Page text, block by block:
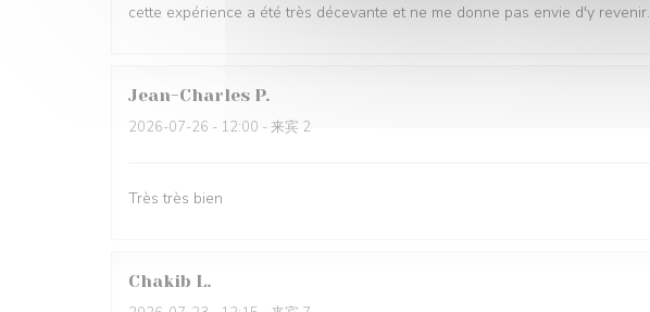
cette expérience a été très décevante et ne me donne pas envie d'y revenir.
Jean-Charles P
2026-07-26 - 12:00 - 来宾 2
Très très bien
Chakib L